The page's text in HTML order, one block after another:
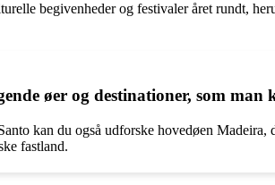
begivenheder og festivaler året rundt,
øer og destinationer, som man
kan du også udforske hovedøen
fastland.